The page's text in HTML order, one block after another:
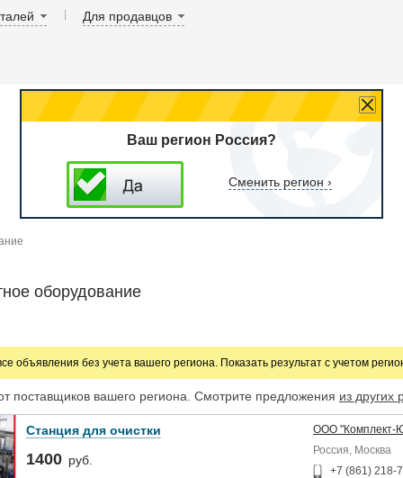
Для продавцов
Ваш регион Россия?
Сменить регион ›
оборудование
объявления без учета вашего региона. Показать результат с учетом
поставщиков вашего региона. Смотрите предложения из других
Станция для очистки
1400 руб.
ООО "Комплект-
Россия, Москва
+7 (861) 218-